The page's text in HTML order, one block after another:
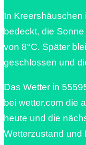
In Kreershäuschen
bedeckt, die
von 8°C. Später
geschlossen und
Das Wetter in
bei wetter.com die
heute und die
Wetterzustand und